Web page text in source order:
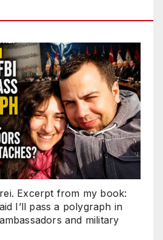
Excerpt from my book:
I’ll pass a polygraph in
and military